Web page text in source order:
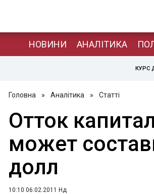
НОВИНИ АНАЛІТИКА
КУРС
Головна » Аналітика » Статті
Отток
может
долл
10:10 06.02.2011 Нд